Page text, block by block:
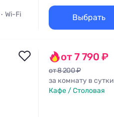
Wi-Fi
Выбрать
от 7 790 ₽
от 8 200 ₽
за комнату в сутки
Кафе / Столовая